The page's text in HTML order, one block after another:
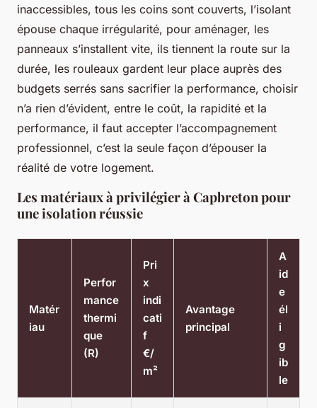
inaccessibles, tous les coins sont couverts, l’isolant
épouse chaque irrégularité, pour aménager, les
panneaux s’installent vite, ils tiennent la route sur la
durée, les rouleaux gardent leur place auprès des
budgets serrés sans sacrifier la performance, choisir
n’a rien d’évident, entre le coût, la rapidité et la
performance, il faut accepter l’accompagnement
professionnel, c’est la seule façon d’épouser la
réalité de votre logement.
Les matériaux à privilégier à Capbreton pour
une isolation réussie
Matér
iau
Perfor
mance
thermi
que
(R)
Pri
x
indi
cati
f
€/
m²
Avantage
principal
A
id
e
él
i
g
ib
le